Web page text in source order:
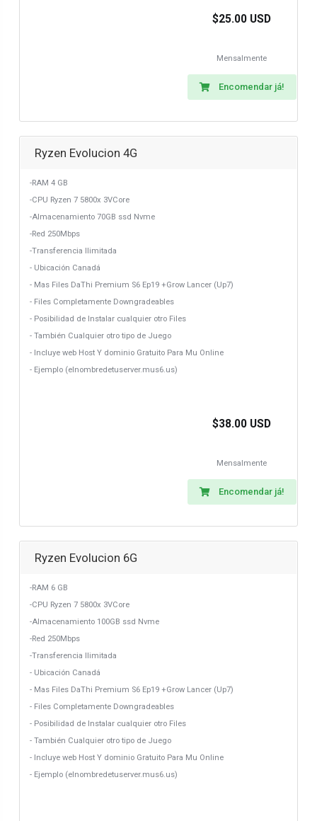
$25.00 USD
Mensalmente
Encomendar já!
Ryzen Evolucion 4G
-RAM 4 GB
-CPU Ryzen 7 5800x 3VCore
-Almacenamiento 70GB ssd Nvme
-Red 250Mbps
-Transferencia Ilimitada
- Ubicación Canadá
- Mas Files DaThi Premium S6 Ep19 +Grow Lancer (Up7)
- Files Completamente Downgradeables
- Posibilidad de Instalar cualquier otro Files
- También Cualquier otro tipo de Juego
- Incluye web Host Y dominio Gratuito Para Mu Online
- Ejemplo (elnombredetuserver.mus6.us)
$38.00 USD
Mensalmente
Encomendar já!
Ryzen Evolucion 6G
-RAM 6 GB
-CPU Ryzen 7 5800x 3VCore
-Almacenamiento 100GB ssd Nvme
-Red 250Mbps
-Transferencia Ilimitada
- Ubicación Canadá
- Mas Files DaThi Premium S6 Ep19 +Grow Lancer (Up7)
- Files Completamente Downgradeables
- Posibilidad de Instalar cualquier otro Files
- También Cualquier otro tipo de Juego
- Incluye web Host Y dominio Gratuito Para Mu Online
- Ejemplo (elnombredetuserver.mus6.us)